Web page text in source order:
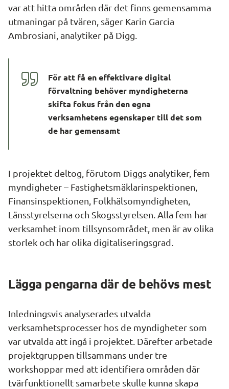
var att hitta områden där det finns gemensamma
utmaningar på tvären, säger Karin Garcia
Ambrosiani, analytiker på Digg.
För att få en effektivare digital
förvaltning behöver myndigheterna
skifta fokus från den egna
verksamhetens egenskaper till det som
de har gemensamt
I projektet deltog, förutom Diggs analytiker, fem
myndigheter – Fastighetsmäklarinspektionen,
Finansinspektionen, Folkhälsomyndigheten,
Länsstyrelserna och Skogsstyrelsen. Alla fem har
verksamhet inom tillsynsområdet, men är av olika
storlek och har olika digitaliseringsgrad.
Lägga pengarna där de behövs mest
Inledningsvis analyserades utvalda
verksamhetsprocesser hos de myndigheter som
var utvalda att ingå i projektet. Därefter arbetade
projektgruppen tillsammans under tre
workshoppar med att identifiera områden där
tvärfunktionellt samarbete skulle kunna skapa